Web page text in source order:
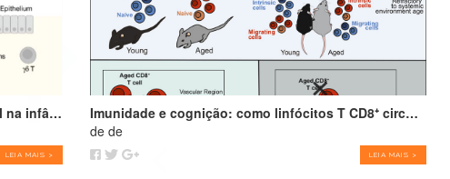
Janela crítica: como a imaturidade hormonal na infância amplifica alergias e programa o futuro do sistema imune
LEIA MAIS >
Imunidade e cognição: como linfócitos T CD8⁺ circulantes envelhecidos podem impulsionar o declínio cognitivo
de de
LEIA MAIS >